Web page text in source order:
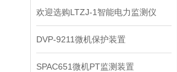
欢迎选购LTZJ-1智能电力监测仪
DVP-9211微机保护装置
SPAC651微机PT监测装置